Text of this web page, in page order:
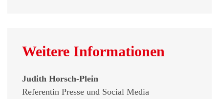
Weitere Informationen
Judith Horsch-Plein
Referentin Presse und Social Media